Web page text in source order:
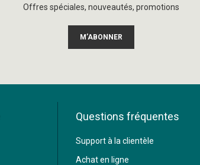
Offres spéciales, nouveautés, promotions
M’ABONNER
Questions fréquentes
Support à la clientèle
Achat en ligne